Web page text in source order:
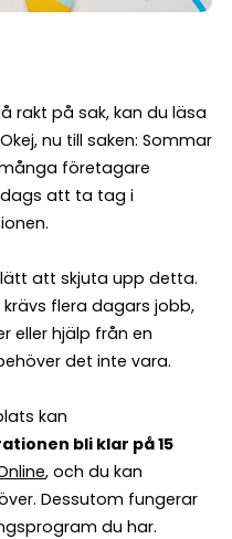
rakt på sak, kan du läsa
nu till saken: Sommar
företagare
att ta tag i
att skjuta upp detta.
flera dagars jobb,
eller hjälp från en
det inte vara.
kan
bli klar på 15
, och du kan
Dessutom fungerar
du har.